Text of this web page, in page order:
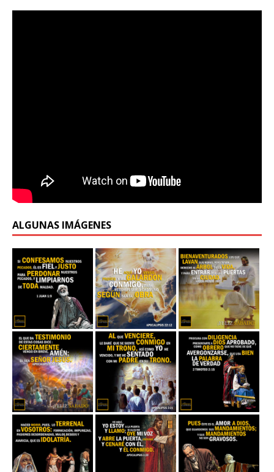
ALGUNAS IMÁGENES